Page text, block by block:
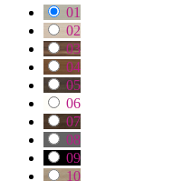
01
02
03
04
05
06
07
08
09
10